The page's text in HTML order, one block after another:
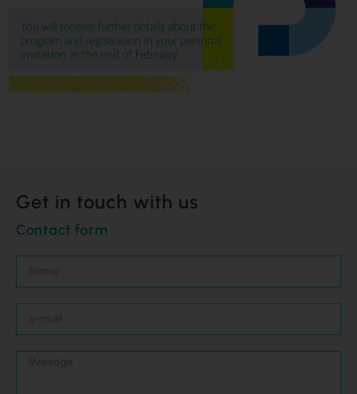
Get in touch with us
Contact form